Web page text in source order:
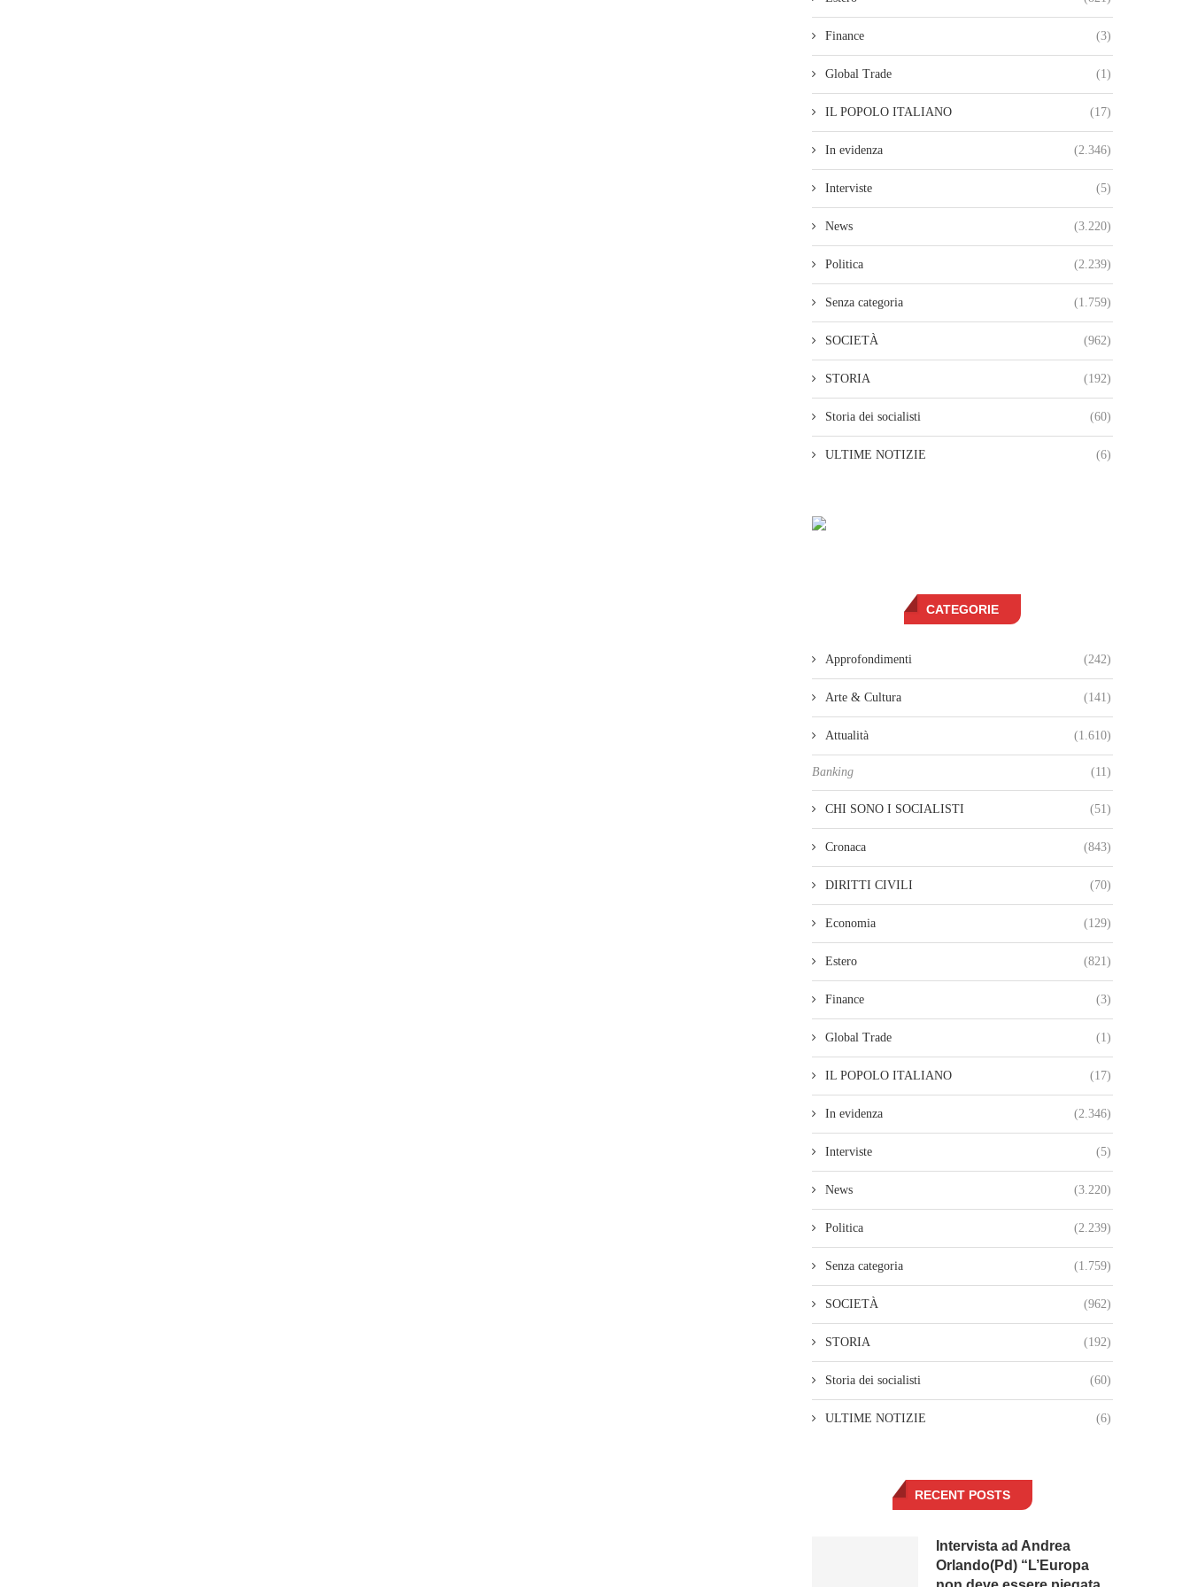
Finance (3)
Global Trade (1)
IL POPOLO ITALIANO (17)
In evidenza (2.346)
Interviste (5)
News (3.220)
Politica (2.239)
Senza categoria (1.759)
SOCIETÀ (962)
STORIA (192)
Storia dei socialisti (60)
ULTIME NOTIZIE (6)
CATEGORIE
Approfondimenti (242)
Arte & Cultura (141)
Attualità (1.610)
Banking (11)
CHI SONO I SOCIALISTI (51)
Cronaca (843)
DIRITTI CIVILI (70)
Economia (129)
Estero (821)
Finance (3)
Global Trade (1)
IL POPOLO ITALIANO (17)
In evidenza (2.346)
Interviste (5)
News (3.220)
Politica (2.239)
Senza categoria (1.759)
SOCIETÀ (962)
STORIA (192)
Storia dei socialisti (60)
ULTIME NOTIZIE (6)
RECENT POSTS
Intervista ad Andrea
Orlando(Pd) “L’Europa